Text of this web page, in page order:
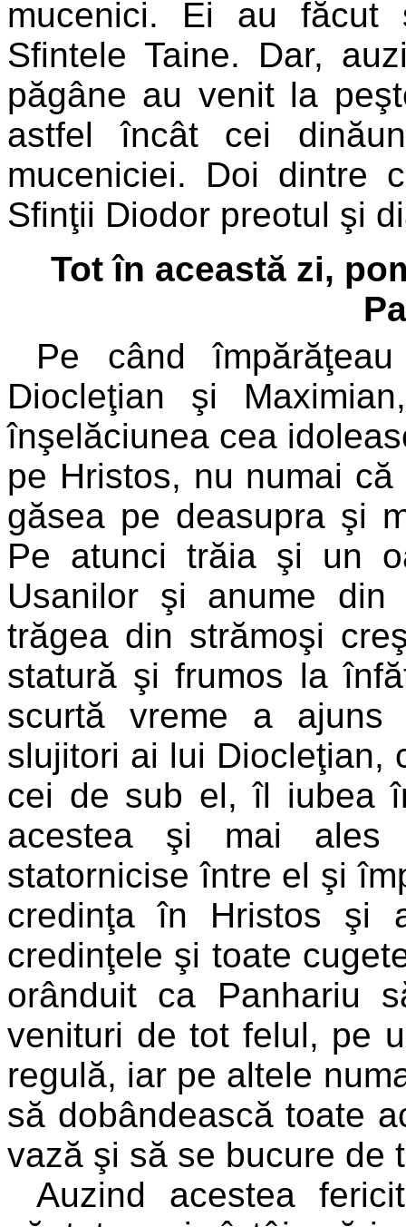
mucenici. Ei au făcut
Sfintele Taine. Dar,
păgâne au venit la
astfel încât cei
muceniciei. Doi dintre
Sfinţii Diodor preotul şi
Tot în această zi,
Pe când
Diocleţian şi
înşelăciunea cea
pe Hristos, nu numai
găsea pe deasupra şi
Pe atunci trăia şi un
Usanilor şi anume din
trăgea din strămoşi
statură şi frumos la
scurtă vreme a
slujitori ai lui Diocleţian,
cei de sub el, îl iubea
acestea şi mai ales
statornicise între el şi
credinţa în Hristos şi
credinţele şi toate
orânduit ca Panhariu
venituri de tot felul, pe
regulă, iar pe altele
să dobândească toate
vază şi să se bucure de
Auzind acestea